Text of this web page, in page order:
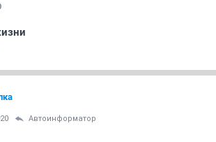
Автоинформатор